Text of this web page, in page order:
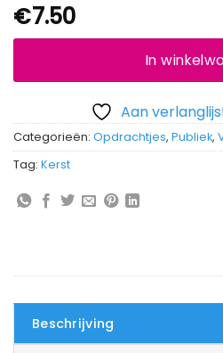
€7.50
In
Aan
Categorieën: Opdrachtjes, Publiek,
Tag: Kerst
Beschrijving